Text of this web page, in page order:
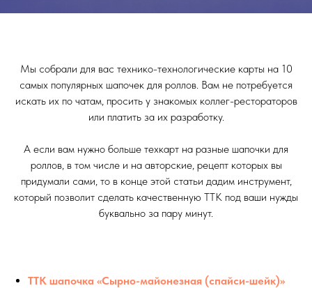
Мы собрали для вас технико-технологические карты на 10
самых популярных шапочек для роллов. Вам не потребуется
искать их по чатам, просить у знакомых коллег-рестораторов
или платить за их разработку.
А если вам нужно больше техкарт на разные шапочки для
роллов, в том числе и на авторские, рецепт которых вы
придумали сами, то в конце этой статьи дадим инструмент,
который позволит сделать качественную ТТК под ваши нужды
буквально за пару минут.
ТТК шапочка «Сырно-майонезная (спайси-шейк)»